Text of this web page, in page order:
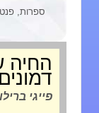
ספרות, פנטזיה
החיה
דמונים
פייגי ברילון